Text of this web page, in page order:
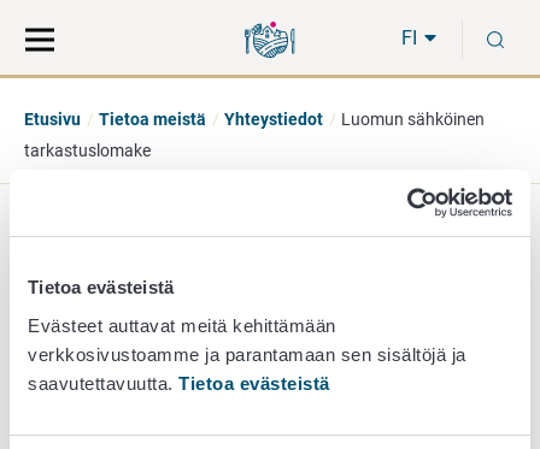
Tietoa evästeistä
Evästeet auttavat meitä kehittämään
verkkosivustoamme ja parantamaan sen sisältöjä ja
saavutettavuutta. Tietoa evästeistä
suoraan
sisältöön
koko
sivuston
FI
Etusivu Tietoa meistä Yhteystiedot
Luomun sähköinen
tarkastuslomake
Luomun sähköinen
tarkastuslomake
(tietojärjestelmä)